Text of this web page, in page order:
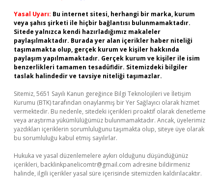
Yasal Uyarı: Bu internet sitesi, herhangi bir marka, kurum
veya şahıs şirketi ile hiçbir bağlantısı bulunmamaktadır.
Sitede yalnızca kendi hazırladığımız makaleler
paylaşılmaktadır. Burada yer alan içerikler haber niteliği
taşımamakta olup, gerçek kurum ve kişiler hakkında
paylaşım yapılmamaktadır. Gerçek kurum ve kişiler ile isim
benzerlikleri tamamen tesadüfidir. Sitemizdeki bilgiler
taslak halindedir ve tavsiye niteliği taşımazlar.
Sitemiz, 5651 Sayılı Kanun gereğince Bilgi Teknolojileri ve İletişim
Kurumu (BTK) tarafından onaylanmış bir Yer Sağlayıcı olarak hizmet
vermektedir. Bu nedenle, sitedeki içerikleri proaktif olarak denetleme
veya araştırma yükümlülüğümüz bulunmamaktadır. Ancak, üyelerimiz
yazdıkları içeriklerin sorumluluğunu taşımakta olup, siteye üye olarak
bu sorumluluğu kabul etmiş sayılırlar.
Hukuka ve yasal düzenlemelere aykırı olduğunu düşündüğünüz
içerikleri, backlinkpanelicomtr@gmail.com adresine bildirmeniz
halinde, ilgili içerikler yasal süre içerisinde sitemizden kaldırılacaktır.